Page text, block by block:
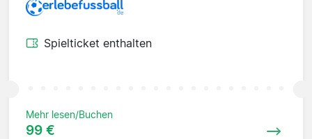
Spielticket enthalten
Mehr lesen/Buchen
99 €